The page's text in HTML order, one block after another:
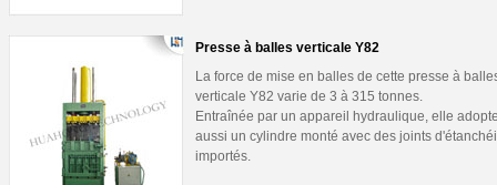
Presse à balles verticale Y82
La force de mise en balles de cette presse à
verticale Y82 varie de 3 à 315 tonnes.
Entraînée par un appareil hydraulique, elle
aussi un cylindre monté avec des joints
importés.